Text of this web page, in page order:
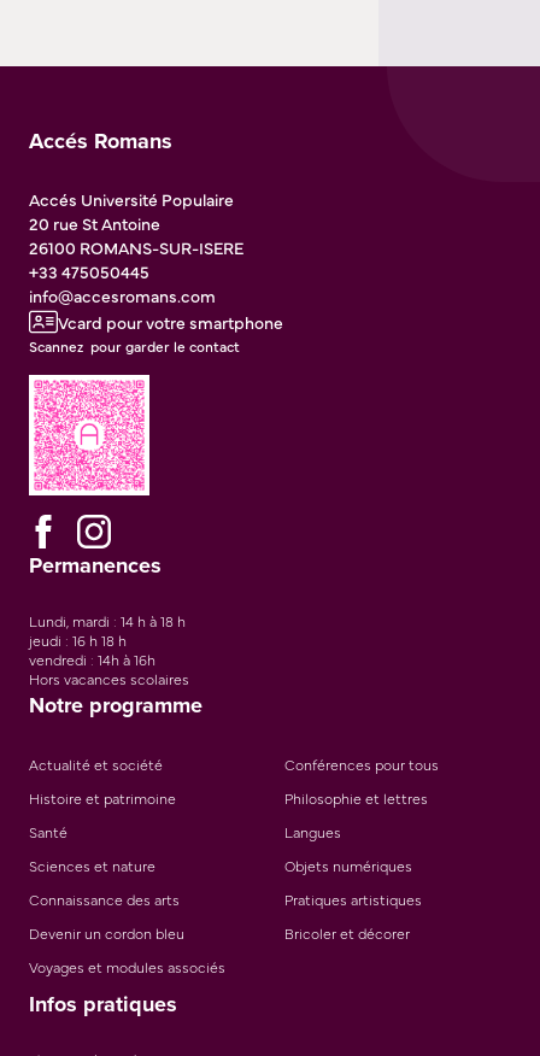
Accés Romans
Accés Université Populaire
20 rue St Antoine
26100 ROMANS-SUR-ISERE
+33 475050445
info@accesromans.com
Vcard pour votre smartphone
Scannez pour garder le contact
Permanences
Lundi, mardi : 14 h à 18 h
jeudi : 16 h 18 h
vendredi : 14h à 16h
Hors vacances scolaires
Notre programme
Actualité et société
Conférences pour tous
Histoire et patrimoine
Philosophie et lettres
Santé
Langues
Sciences et nature
Objets numériques
Connaissance des arts
Pratiques artistiques
Devenir un cordon bleu
Bricoler et décorer
Voyages et modules associés
Infos pratiques